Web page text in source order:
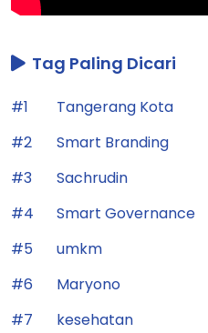
Tag Paling Dicari
#1
Tangerang Kota
#2
Smart Branding
#3
Sachrudin
#4
Smart Governance
#5
umkm
#6
Maryono
#7
kesehatan